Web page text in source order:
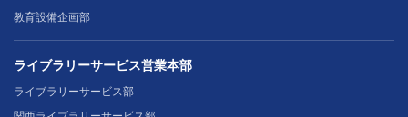
教育設備企画部
ライブラリーサービス営業本部
ライブラリーサービス部